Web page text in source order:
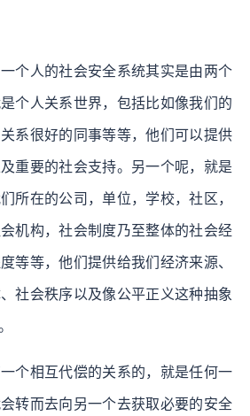
个人的社会安全系统其实是由两个
个人关系世界，包括比如像我们的
系很好的同事等等，他们可以提供
重要的社会支持。另一个呢，就是
所在的公司，单位，学校，社区，
机构，社会制度乃至整体的社会经
等等，他们提供给我们经济来源、
社会秩序以及像公平正义这种抽象
个相互代偿的关系的，就是任何一
转而去向另一个去获取必要的安全